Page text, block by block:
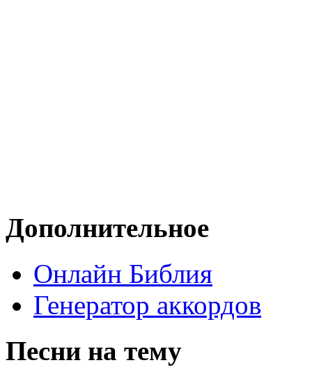
Дополнительное
Онлайн Библия
Генератор аккордов
Песни на тему